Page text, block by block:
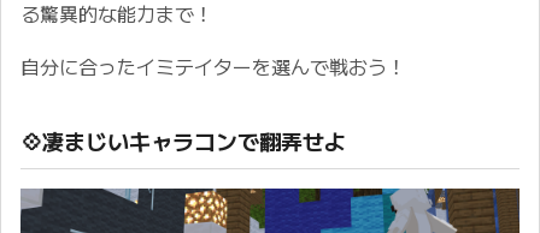
る驚異的な能力まで！
自分に合ったイミテイターを選んで戦おう！ ㅤ
💠凄まじいキャラコンで翻弄せよ